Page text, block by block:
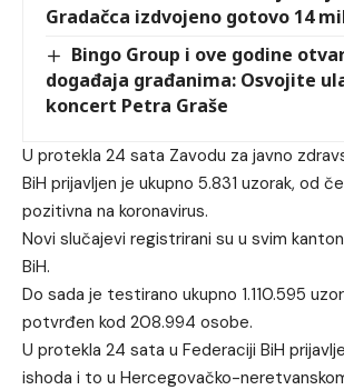
Gradačca izdvojeno gotovo 14
Bingo Group i ove godine
događaja građanima: Osvojite
koncert Petra Graše
U protekla 24 sata Zavodu za javno
BiH prijavljen je ukupno 5.831 uzorak, od
pozitivna na koronavirus.
Novi slučajevi registrirani su u svim
BiH.
Do sada je testirano ukupno 1.110.595
potvrđen kod 208.994 osobe.
U protekla 24 sata u Federaciji BiH
ishoda i to u Hercegovačko-